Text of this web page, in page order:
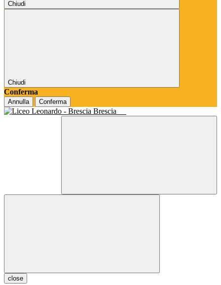
Chiudi
Chiudi
Conferma
Annulla Conferma
Brescia
close